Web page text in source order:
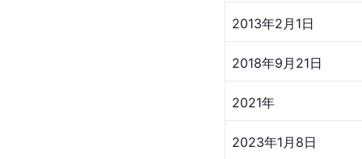
2013年2月1日
2018年9月21日
2021年
2023年1月8日